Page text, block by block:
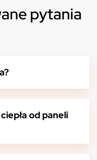
pytania
od paneli